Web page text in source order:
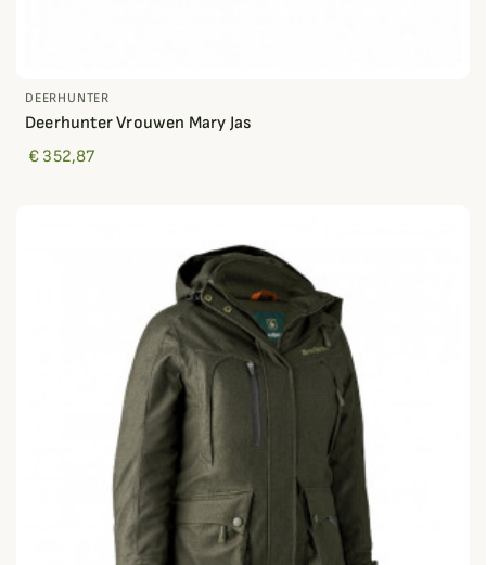
DEERHUNTER
Deerhunter Vrouwen Mary Jas
€ 352,87